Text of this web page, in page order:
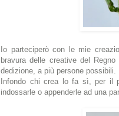
Io parteciperò con le mie
bravura delle creative del
dedizione, a più persone possibili.
Infondo chi crea lo fa sì, per il
indossarle o appenderle ad una